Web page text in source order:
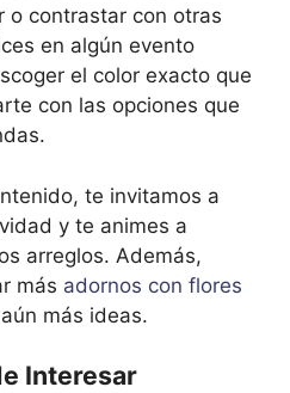
o contrastar con otras
en algún evento
el color exacto que
con las opciones que
te invitamos a
y te animes a
arreglos. Además,
más adornos con flores
más ideas.
Interesar